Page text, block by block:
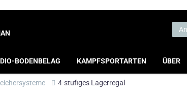
BODENBELAG KAMPFSPORTARTEN ÜBER
4-stufiges Lagerregal